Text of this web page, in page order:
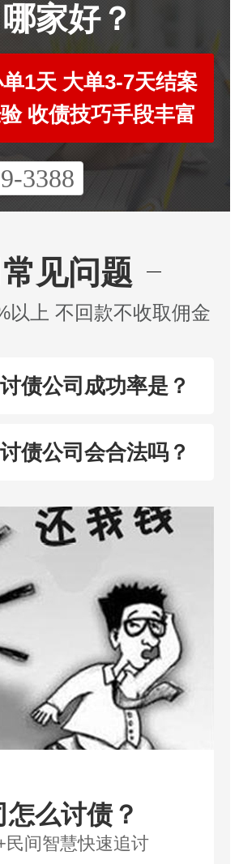
家好？
1天 大单3-7天结案
收债技巧手段丰富
3388
见问题
以上 不回款不收取佣金
讨债公司成功率是？
讨债公司会合法吗？
么讨债？
间智慧快速追讨